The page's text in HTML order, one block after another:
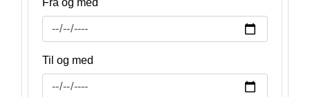
Fra og med
Til og med